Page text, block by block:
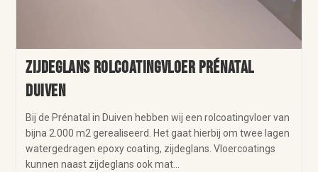
Zijdeglans rolcoatingvloer Prénatal
Duiven
Bij de Prénatal in Duiven hebben wij een rolcoatingvloer van
bijna 2.000 m2 gerealiseerd. Het gaat hierbij om twee lagen
watergedragen epoxy coating, zijdeglans. Vloercoatings
kunnen naast zijdeglans ook mat…